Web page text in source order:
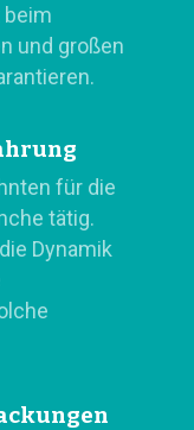
beim
und großen
für die
tätig.
Dynamik